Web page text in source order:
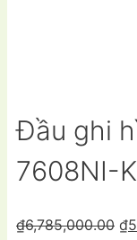
Đầu ghi
7608NI-
₫6,785,000.00 Giá
₫